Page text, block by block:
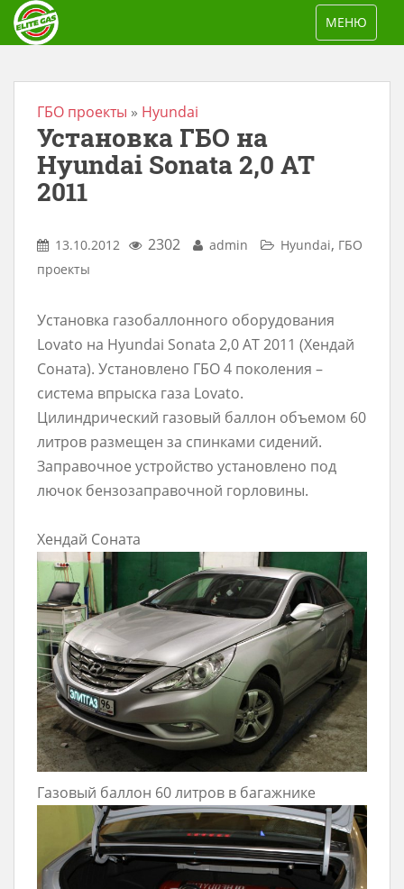
TOGGLE
МЕНЮ
ГБО проекты » Hyundai
Установка ГБО на
Hyundai Sonata 2,0 AT
2011
13.10.2012 2302 admin Hyundai, ГБО
проекты
Установка газобаллонного оборудования
Lovato на Hyundai Sonata 2,0 AT 2011 (Хендай
Соната). Установлено ГБО 4 поколения –
система впрыска газа Lovato.
Цилиндрический газовый баллон объемом 60
литров размещен за спинками сидений.
Заправочное устройство установлено под
лючок бензозаправочной горловины.
Хендай Соната
Газовый баллон 60 литров в багажнике